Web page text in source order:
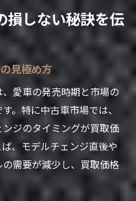
戦略とは
売却判断ポイント
車種や特徴を解説
と査定比較の重要性
因と利益確保術
取戦略と交渉術
ポイント解説
現金化できる仕組み
と判断基準を解説
く売るコツとは
損しない秘訣を伝
見極め方
愛車の発売時期と市場の
。特に中古車市場では、
ジのタイミングが買取価
、モデルチェンジ直後や
需要が減少し、買取価格